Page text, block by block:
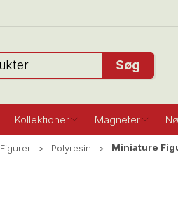
Søg
Kollektioner Magneter
Figurer Polyresin Miniature